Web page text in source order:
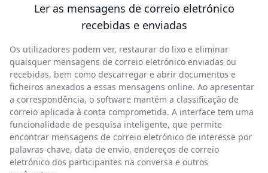
Ler as mensagens de correio eletrónico
recebidas e enviadas
Os utilizadores podem ver, restaurar do lixo e eliminar
quaisquer mensagens de correio eletrónico enviadas ou
recebidas, bem como descarregar e abrir documentos e
ficheiros anexados a essas mensagens online. Ao apresentar
a correspondência, o software mantém a classificação de
correio aplicada à conta comprometida. A interface tem uma
funcionalidade de pesquisa inteligente, que permite
encontrar mensagens de correio eletrónico de interesse por
palavras-chave, data de envio, endereços de correio
eletrónico dos participantes na conversa e outros